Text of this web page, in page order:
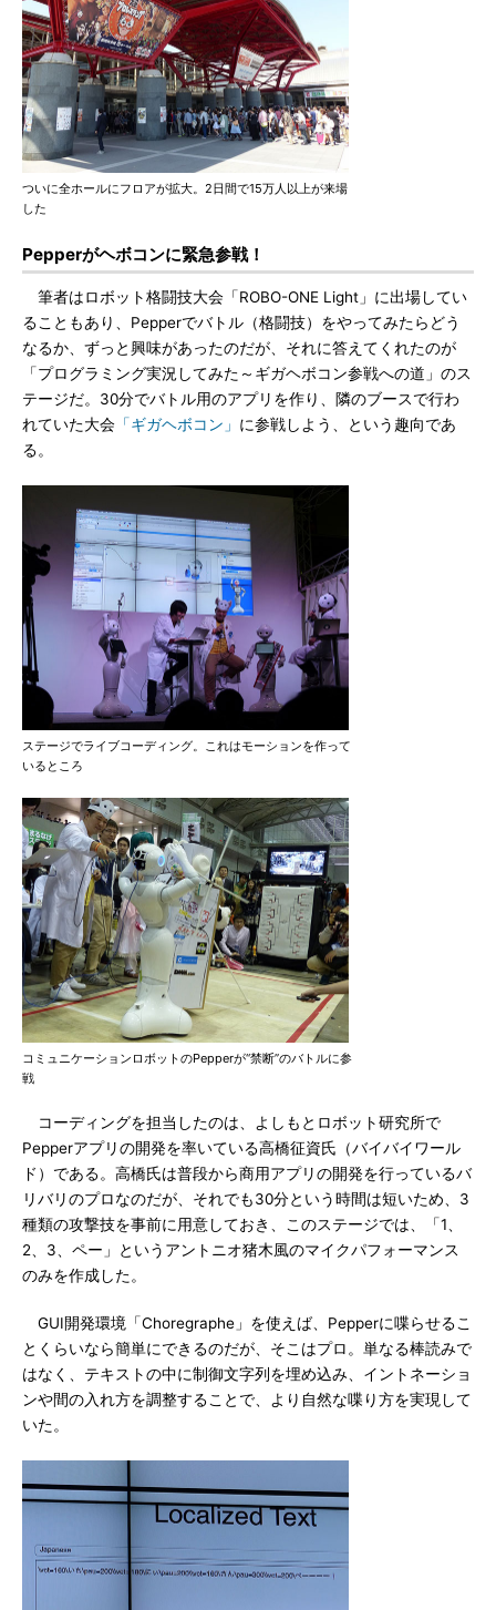
ついに全ホールにフロアが拡大。2日間で15万人以上が来場
した
Pepperがヘボコンに緊急参戦！
筆者はロボット格闘技大会「ROBO-ONE Light」に出場してい
ることもあり、Pepperでバトル（格闘技）をやってみたらどう
なるか、ずっと興味があったのだが、それに答えてくれたのが
「プログラミング実況してみた～ギガヘボコン参戦への道」のス
テージだ。30分でバトル用のアプリを作り、隣のブースで行わ
れていた大会 「ギガヘボコン」 に参戦しよう、という趣向であ
る。
ステージでライブコーディング。これはモーションを作って
いるところ
コミュニケーションロボットのPepperが“禁断”のバトルに参
戦
コーディングを担当したのは、よしもとロボット研究所で
Pepperアプリの開発を率いている高橋征資氏（バイバイワール
ド）である。高橋氏は普段から商用アプリの開発を行っているバ
リバリのプロなのだが、それでも30分という時間は短いため、3
種類の攻撃技を事前に用意しておき、このステージでは、「1、
2、3、ペー」というアントニオ猪木風のマイクパフォーマンス
のみを作成した。
GUI開発環境「Choregraphe」を使えば、Pepperに喋らせるこ
とくらいなら簡単にできるのだが、そこはプロ。単なる棒読みで
はなく、テキストの中に制御文字列を埋め込み、イントネーショ
ンや間の入れ方を調整することで、より自然な喋り方を実現して
いた。